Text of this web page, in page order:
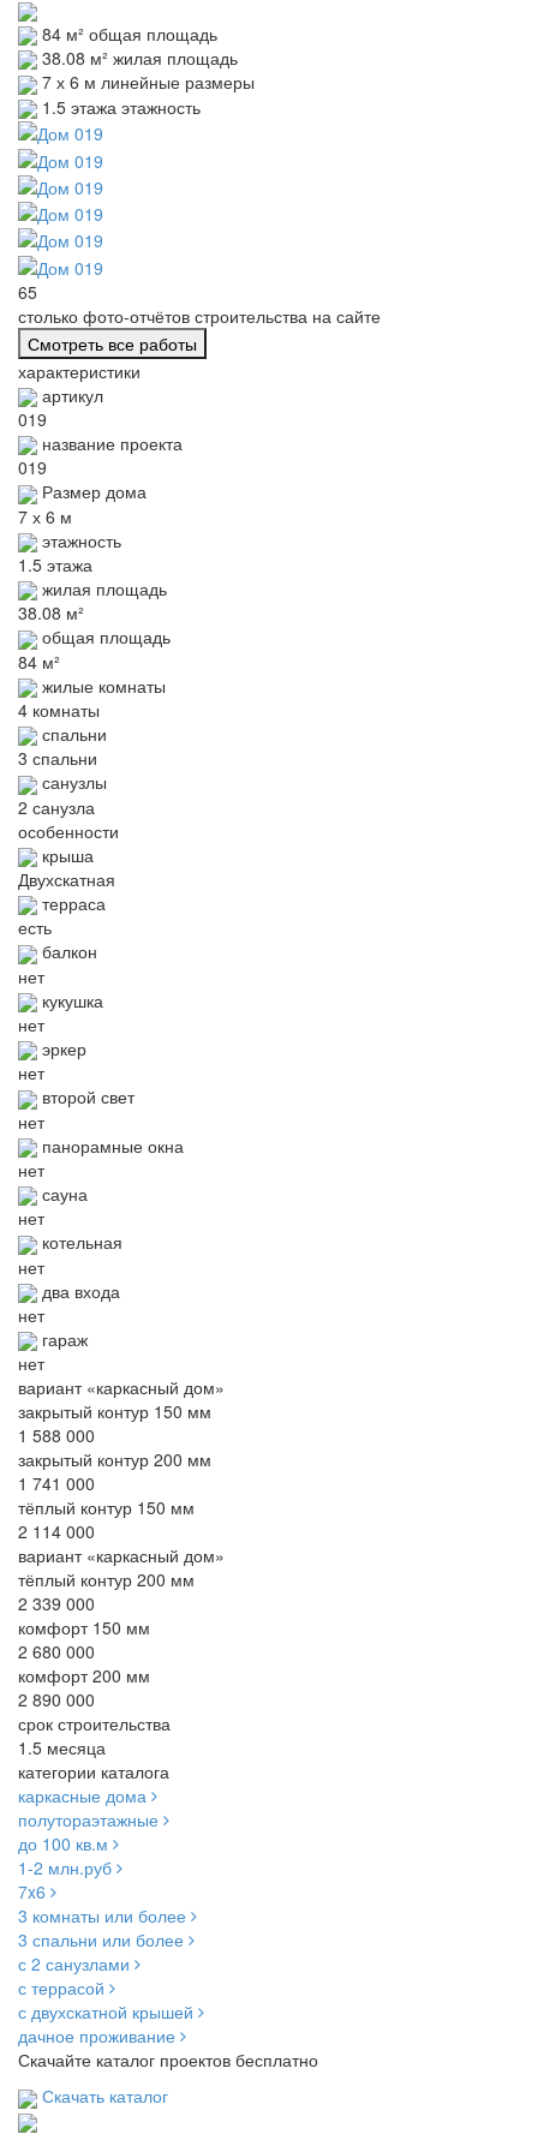
84 м² общая площадь
38.08 м² жилая площадь
7 х 6 м линейные размеры
1.5 этажа этажность
65
столько фото-отчётов строительства на сайте
Смотреть все работы
характеристики
артикул
019
название проекта
019
Размер дома
7 х 6 м
этажность
1.5 этажа
жилая площадь
38.08 м²
общая площадь
84 м²
жилые комнаты
4 комнаты
спальни
3 спальни
санузлы
2 санузла
особенности
крыша
Двухскатная
терраса
есть
балкон
нет
кукушка
нет
эркер
нет
второй свет
нет
панорамные окна
нет
сауна
нет
котельная
нет
два входа
нет
гараж
нет
вариант «каркасный дом»
закрытый контур 150 мм
1 588 000
закрытый контур 200 мм
1 741 000
тёплый контур 150 мм
2 114 000
вариант «каркасный дом»
тёплый контур 200 мм
2 339 000
комфорт 150 мм
2 680 000
комфорт 200 мм
2 890 000
срок строительства
1.5 месяца
категории каталога
каркасные дома
полутораэтажные
до 100 кв.м
1-2 млн.руб
7x6
3 комнаты или более
3 спальни или более
с 2 санузлами
с террасой
с двухскатной крышей
дачное проживание
Скачайте каталог проектов бесплатно
Скачать каталог